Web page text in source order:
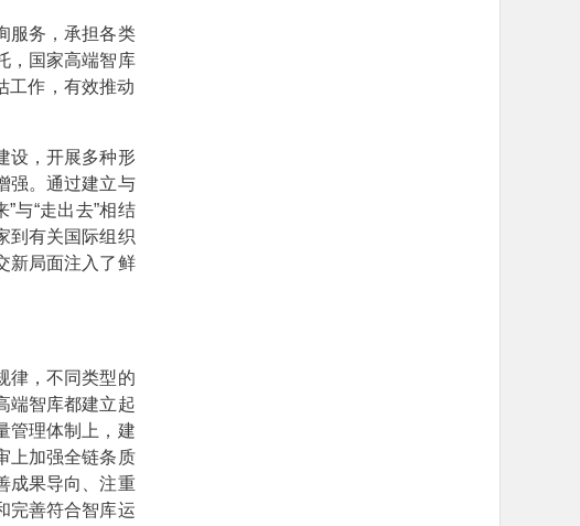
服务，承担各类
，国家高端智库
工作，有效推动
设，开展多种形
强。通过建立与
与“走出去”相结
到有关国际组织
新局面注入了鲜
律，不同类型的
端智库都建立起
管理体制上，建
上加强全链条质
成果导向、注重
完善符合智库运